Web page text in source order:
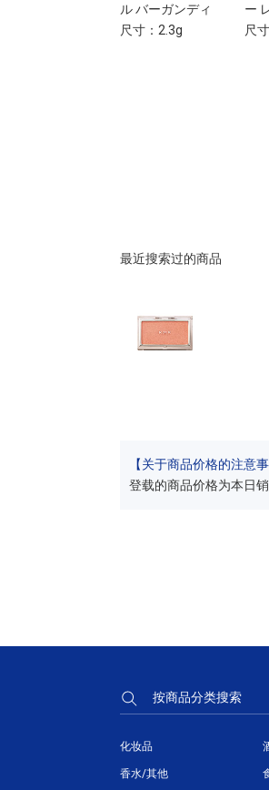
ル バーガンディ
尺寸：2.3g
ー
尺
最近搜索过的商品
【关于商品价格的注意事
登载的商品价格为本日
按商品分类搜索
化妆品
香水/其他